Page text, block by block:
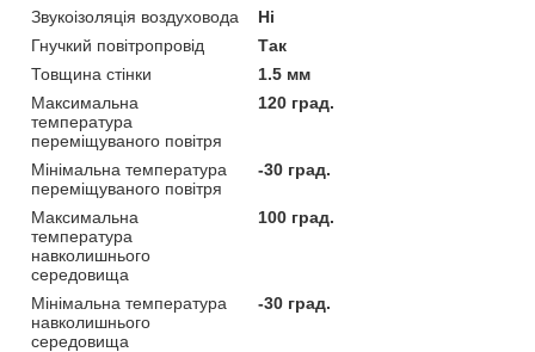
Звукоізоляція воздуховода
Ні
Гнучкий повітропровід
Так
Товщина стінки
1.5 мм
Максимальна
температура
переміщуваного повітря
120 град.
Мінімальна температура
переміщуваного повітря
-30 град.
Максимальна
температура
навколишнього
середовища
100 град.
Мінімальна температура
навколишнього
середовища
-30 град.